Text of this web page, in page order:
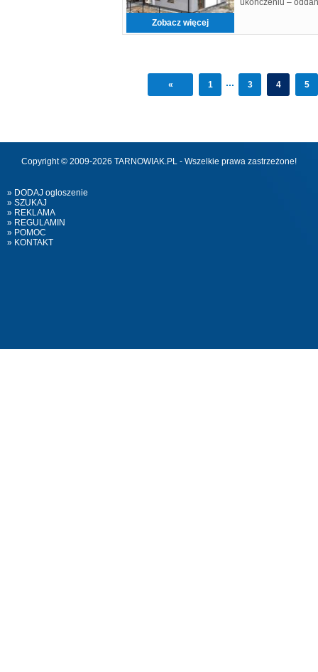
Zobacz więcej
« 1 ... 3 4 5
Copyright © 2009-2026 TARNOWIAK.PL - Wszelkie prawa zastrzeżone!
» DODAJ ogloszenie
» SZUKAJ
» REKLAMA
» REGULAMIN
» POMOC
» KONTAKT